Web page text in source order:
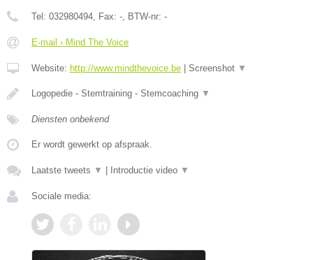
Tel: 032980494, Fax: -, BTW-nr: -
E-mail › Mind The Voice
Website: http://www.mindthevoice.be Screenshot ▼
Logopedie - Stemtraining - Stemcoaching ▼
Diensten onbekend
Er wordt gewerkt op afspraak.
Laatste tweets ▼ Introductie video ▼
Sociale media: